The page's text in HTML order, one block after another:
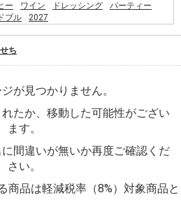
ー ワイン ドレッシング
パーティー
ブル
2027
%D0%9C.%2c 1994. %E2%80%93
ち
が見つかりません。
たか、移動した可能性がござい
ます。
間違いが無いか再度ご確認くだ
さい。
商品は軽減税率（8%）対象商品と